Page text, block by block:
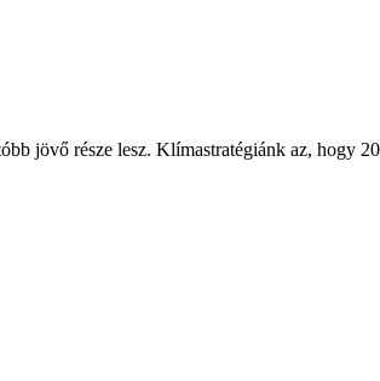
jövő része lesz. Klímastratégiánk az, hogy